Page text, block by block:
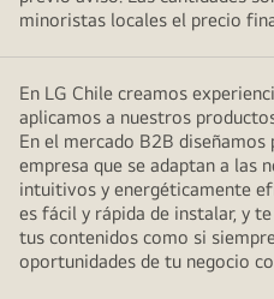
minoristas locales el precio
En LG Chile creamos
aplicamos a nuestros
En el mercado B2B
empresa que se adaptan a las
intuitivos y energéticamente
es fácil y rápida de instalar, y
tus contenidos como si
oportunidades de tu negocio